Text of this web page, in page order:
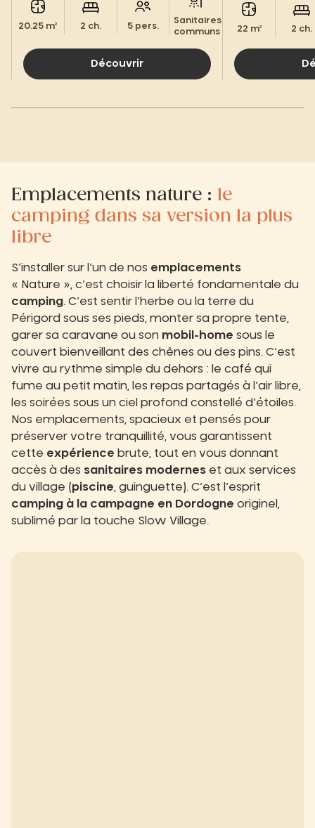
20.25 m² 2 ch. 5 pers.
Sanitaires
communs
Découvrir
22 m² 2 ch.
Emplacements nature : le
camping dans sa version la plus
libre
S’installer sur l’un de nos emplacements
« Nature », c’est choisir la liberté fondamentale du
camping. C’est sentir l’herbe ou la terre du
Périgord sous ses pieds, monter sa propre tente,
garer sa caravane ou son mobil-home sous le
couvert bienveillant des chênes ou des pins. C’est
vivre au rythme simple du dehors : le café qui
fume au petit matin, les repas partagés à l’air libre,
les soirées sous un ciel profond constellé d’étoiles.
Nos emplacements, spacieux et pensés pour
préserver votre tranquillité, vous garantissent
cette expérience brute, tout en vous donnant
accès à des sanitaires modernes et aux services
du village (piscine , guinguette). C’est l’esprit
camping à la campagne en Dordogne originel,
sublimé par la touche Slow Village.